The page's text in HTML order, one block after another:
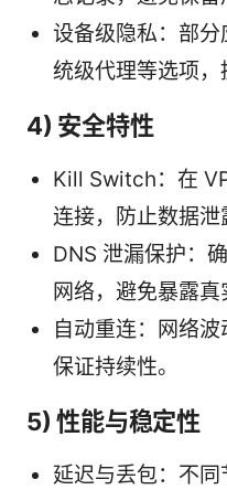
设备级隐私：部
统级代理等选项，
4) 安全特性
Kill Switch：在
连接，防止数据泄
DNS 泄漏保护：
网络，避免暴露真
自动重连：网络波
保证持续性。
5) 性能与稳定性
延迟与丢包：不